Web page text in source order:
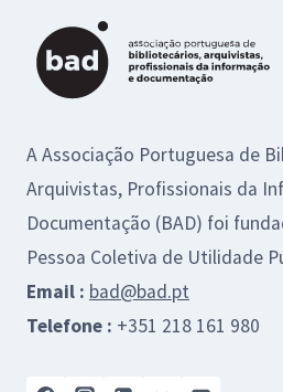
A Associação Portuguesa de
Arquivistas, Profissionais da
Documentação (BAD) foi
Pessoa Coletiva de Utilidade
Email : bad@bad.pt
Telefone : +351 218 161 980